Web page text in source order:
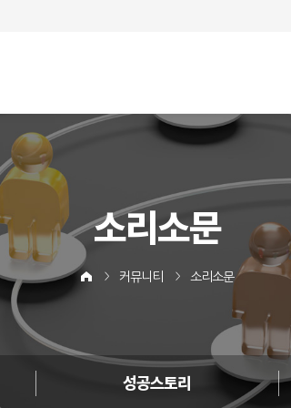
소리소문
커뮤니티 소리소문
성공스토리